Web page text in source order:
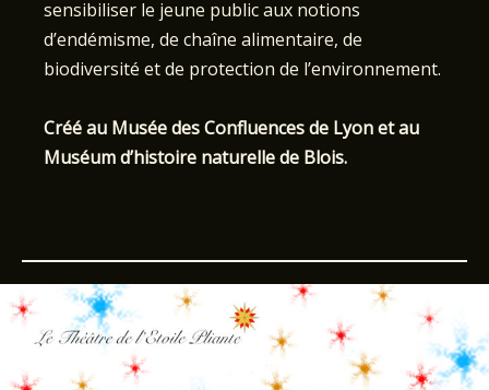
sensibiliser le jeune public aux notions
d’endémisme, de chaîne alimentaire, de
biodiversité et de protection de l’environnement.
Créé au Musée des Confluences de Lyon et au
Muséum d’histoire naturelle de Blois.